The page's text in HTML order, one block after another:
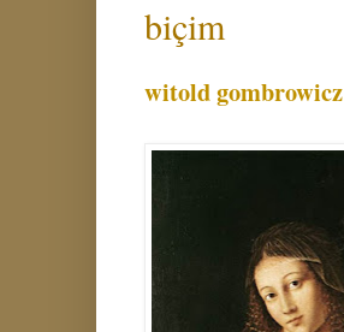
biçim
witold gombrowicz